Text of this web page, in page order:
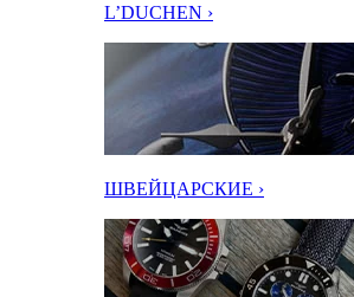
L’DUCHEN ›
ШВЕЙЦАРСКИЕ ›